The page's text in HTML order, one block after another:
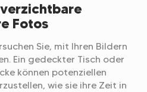
Fotos
Sie, mit Ihren Bildern
Ein gedeckter Tisch oder
können potenziellen
wie sie ihre Zeit in